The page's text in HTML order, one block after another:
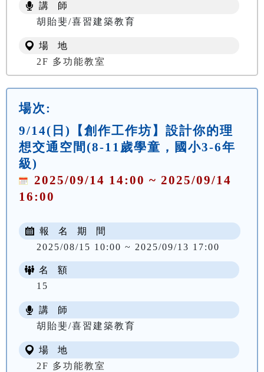
講 師
胡貽斐/喜習建築教育
場 地
2F 多功能教室
場次:
9/14(日)【創作工作坊】設計你的理
想交通空間(8-11歲學童，國小3-6年
級)
2025/09/14 14:00 ~ 2025/09/14
16:00
報 名 期 間
2025/08/15 10:00 ~ 2025/09/13 17:00
名 額
15
講 師
胡貽斐/喜習建築教育
場 地
2F 多功能教室